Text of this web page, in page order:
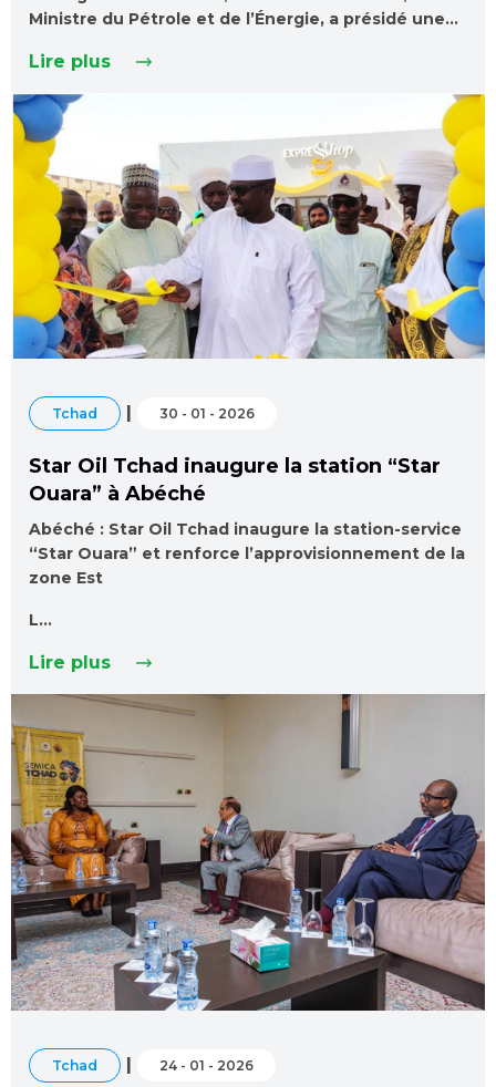
Ministre du Pétrole et de l’Énergie, a présidé une…
Lire plus
Tchad 30 - 01 - 2026
Star Oil Tchad inaugure la station “Star
Ouara” à Abéché
Abéché : Star Oil Tchad inaugure la station-service
“Star Ouara” et renforce l’approvisionnement de la
zone Est
L…
Lire plus
Tchad | 24 - 01 - 2026